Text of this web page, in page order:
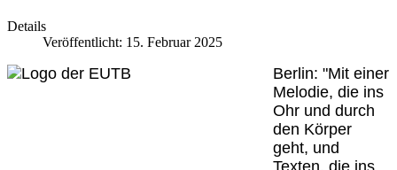
Details
Veröffentlicht: 15. Februar 2025
Berlin: "Mit einer
Melodie, die ins
Ohr und durch
den Körper
geht, und